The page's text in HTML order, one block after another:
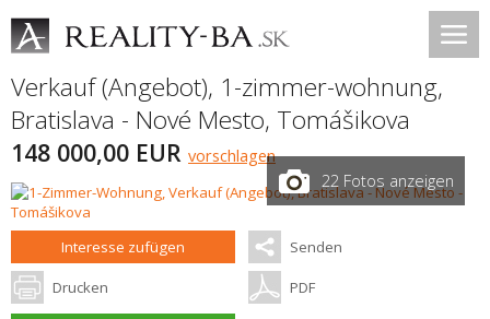
Verkauf (Angebot), 1-zimmer-wohnung,
Bratislava - Nové Mesto, Tomášikova
148 000,00 EUR vorschlagen
22 Fotos anzeigen
Interesse zufügen Senden
Drucken PDF